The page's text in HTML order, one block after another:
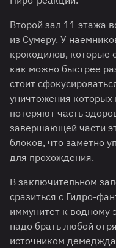
Второй зал 11 этажа
из Сумеру. У
крокодилов, которые
как можно быстрее
стоит
уничтожения которых
потеряют часть
завершающей части
блоков, что заметно
для прохождения.
В заключительном
сразиться с Гидро-
иммунитет к водному
надо брать любой
источником